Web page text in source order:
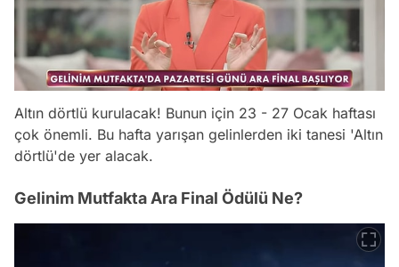
Altın dörtlü kurulacak! Bunun için 23 - 27 Ocak haftası
çok önemli. Bu hafta yarışan gelinlerden iki tanesi 'Altın
dörtlü'de yer alacak.
Gelinim Mutfakta Ara Final Ödülü Ne?